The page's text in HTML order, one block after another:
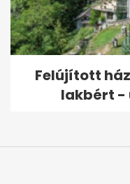
Felújított
lakbért -